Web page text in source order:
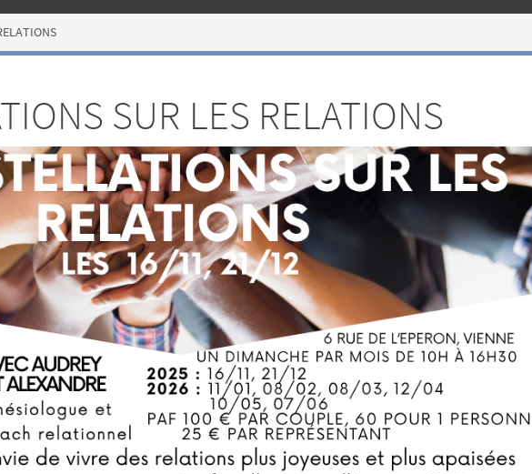
SUR LES RELATIONS